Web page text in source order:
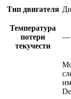
Тип двигателя
Температура
потери
текучести
—